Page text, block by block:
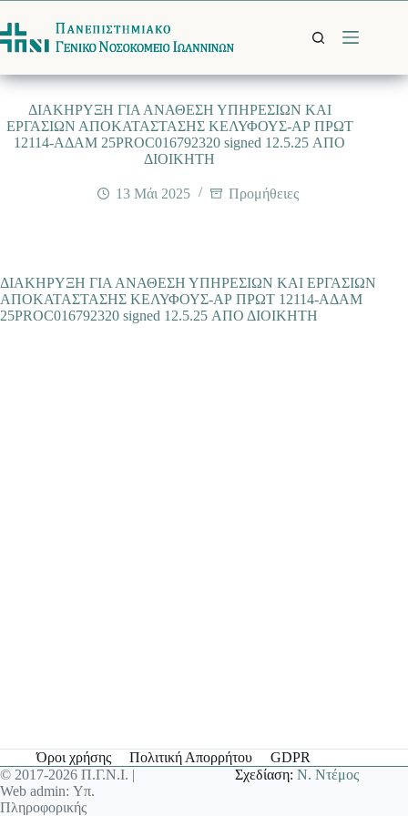
στο
περιεχόμενο
ΔΙΑΚΗΡΥΞΗ ΓΙΑ ΑΝΑΘΕΣΗ ΥΠΗΡΕΣΙΩΝ ΚΑΙ
ΕΡΓΑΣΙΩΝ ΑΠΟΚΑΤΑΣΤΑΣΗΣ ΚΕΛΥΦΟΥΣ-ΑΡ ΠΡΩΤ
12114-ΑΔΑΜ 25PROC016792320 signed 12.5.25 ΑΠΟ
ΔΙΟΙΚΗΤΗ
13 Μάι 2025 Προμήθειες
ΔΙΑΚΗΡΥΞΗ ΓΙΑ ΑΝΑΘΕΣΗ ΥΠΗΡΕΣΙΩΝ ΚΑΙ ΕΡΓΑΣΙΩΝ
ΑΠΟΚΑΤΑΣΤΑΣΗΣ ΚΕΛΥΦΟΥΣ-ΑΡ ΠΡΩΤ 12114-ΑΔΑΜ
25PROC016792320 signed 12.5.25 ΑΠΟ ΔΙΟΙΚΗΤΗ
Όροι χρήσης Πολιτική Απορρήτου
GDPR
© 2017-2026 Π.Γ.Ν.Ι. |
Web admin: Υπ.
Πληροφορικής
Σχεδίαση:Ν. Ντέμος